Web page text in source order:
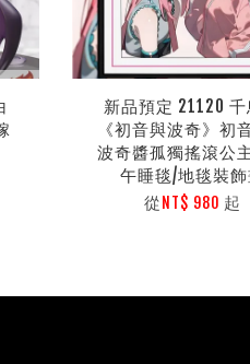
新品預定 21120 千
《初音與波奇》初
波奇醬孤獨搖滾公
午睡毯/地毯裝
從 NT$ 980 起